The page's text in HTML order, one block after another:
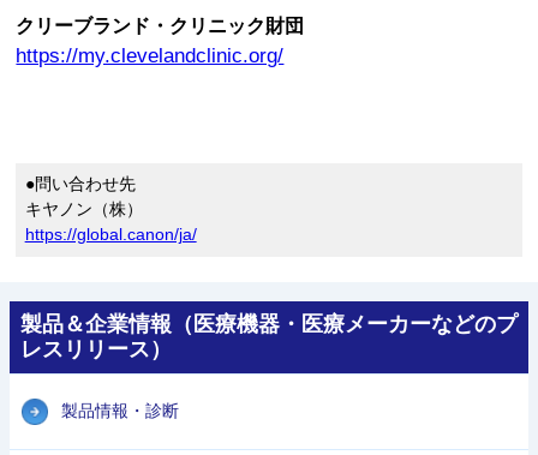
クリーブランド・クリニック財団
https://my.clevelandclinic.org/
●問い合わせ先
キヤノン（株）
https://global.canon/ja/
製品＆企業情報（医療機器・医療メーカーなどのプ
レスリリース）
製品情報・診断